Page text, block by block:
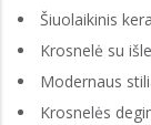
Šiuolaikinis
Krosnelė su
Modernaus
Krosnelės